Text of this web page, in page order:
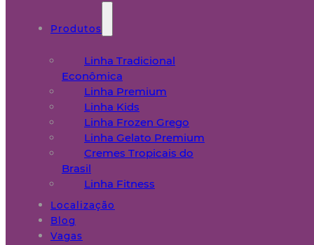
Produtos
Linha Tradicional
Econômica
Linha Premium
Linha Kids
Linha Frozen Grego
Linha Gelato Premium
Cremes Tropicais do
Brasil
Linha Fitness
Localização
Blog
Vagas